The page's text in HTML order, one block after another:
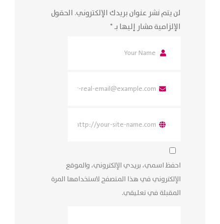
لن يتم نشر عنوان بريدك الإلكتروني. الحقول
الإلزامية مشار إليها بـ*
احفظ اسمي، بريدي الإلكتروني، والموقع
الإلكتروني في هذا المتصفح لاستخدامها المرة
المقبلة في تعليقي.